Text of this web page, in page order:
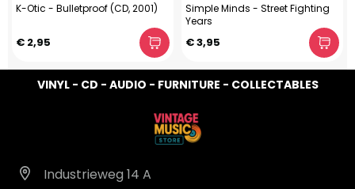
K-Otic - Bulletproof (CD, 2001)
€ 2,95
Simple Minds - Street Fighting
Years
€ 3,95
VINYL - CD - AUDIO - FURNITURE - COLLECTABLES
Industrieweg 14 A